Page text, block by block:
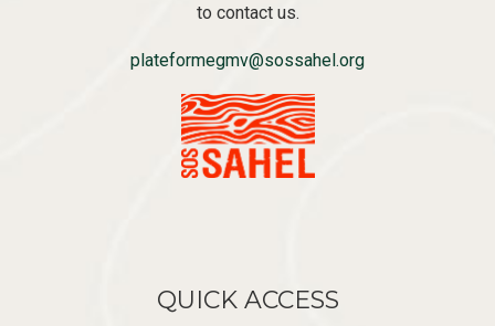
to contact us.
plateformegmv@sossahel.org
QUICK ACCESS